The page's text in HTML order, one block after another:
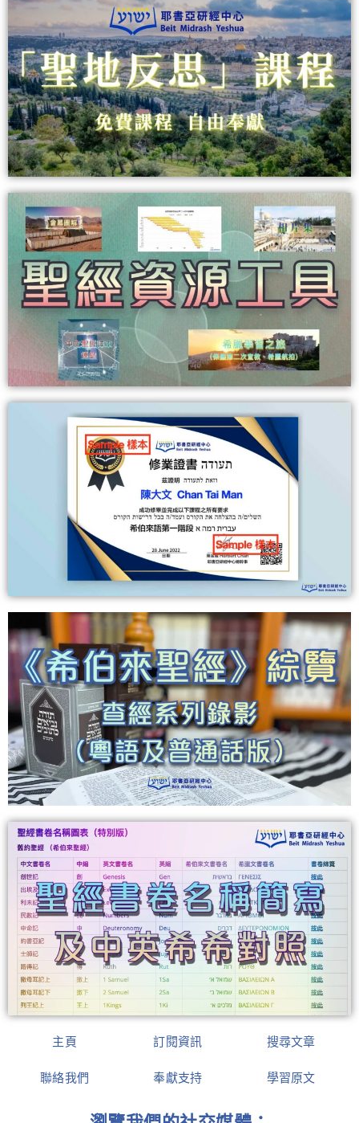
主頁
聯絡我們
訂閱資訊
奉獻支持
搜尋文章
學習原文